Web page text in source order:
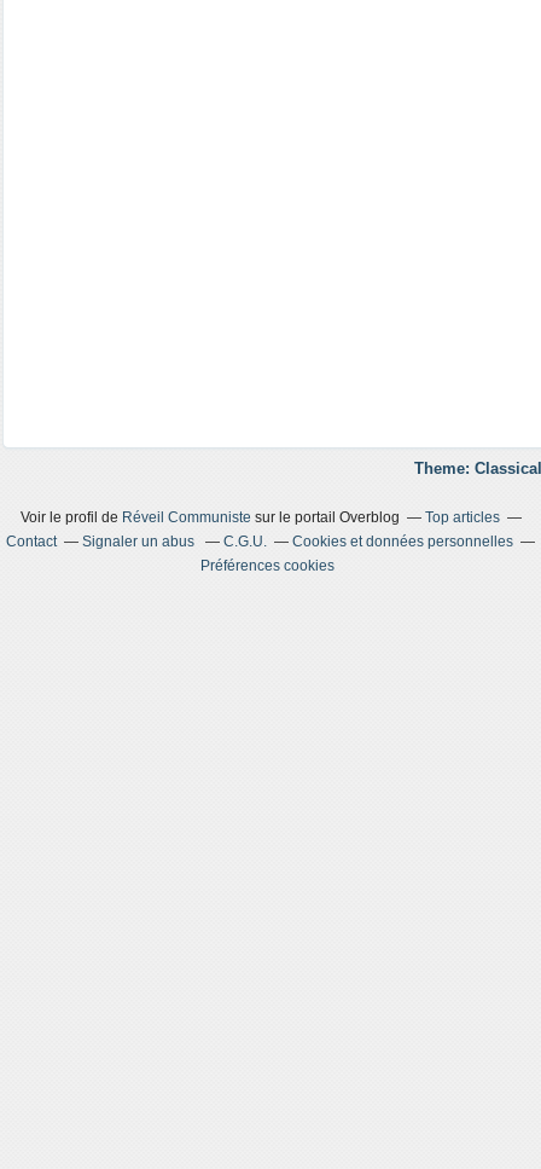
Theme:
Voir le profil de Réveil Communiste sur le portail Overblog
Top articles
Contact
Signaler un abus C.G.U.
Cookies et données personnelles
Préférences cookies